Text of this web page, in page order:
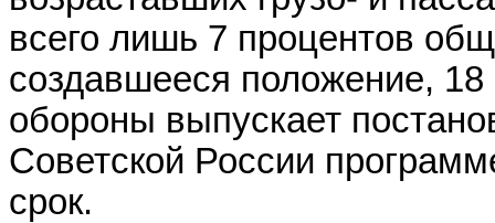
всего лишь 7 процентов
создавшееся положение, 18
обороны выпускает
Советской России
срок.